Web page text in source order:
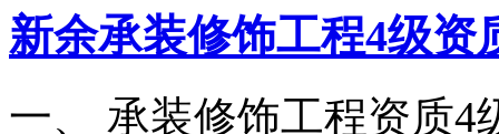
新余承装修饰工程4级资
一、 承装修饰工程资质4